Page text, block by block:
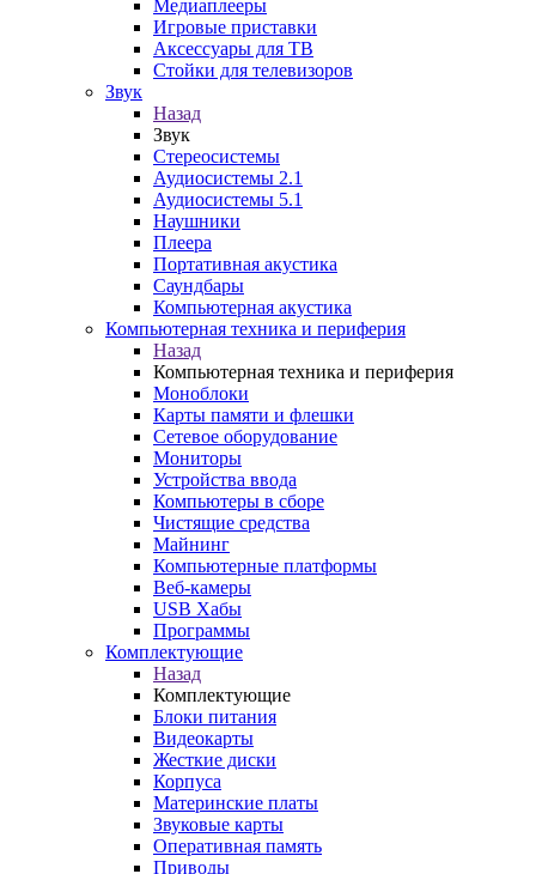
Медиаплееры
Игровые приставки
Аксессуары для ТВ
Стойки для телевизоров
Звук
Назад
Звук
Стереосистемы
Аудиосистемы 2.1
Аудиосистемы 5.1
Наушники
Плеера
Портативная акустика
Саундбары
Компьютерная акустика
Компьютерная техника и периферия
Назад
Компьютерная техника и периферия
Моноблоки
Карты памяти и флешки
Сетевое оборудование
Мониторы
Устройства ввода
Компьютеры в сборе
Чистящие средства
Майнинг
Компьютерные платформы
Веб-камеры
USB Хабы
Программы
Комплектующие
Назад
Комплектующие
Блоки питания
Видеокарты
Жесткие диски
Корпуса
Материнские платы
Звуковые карты
Оперативная память
Приводы